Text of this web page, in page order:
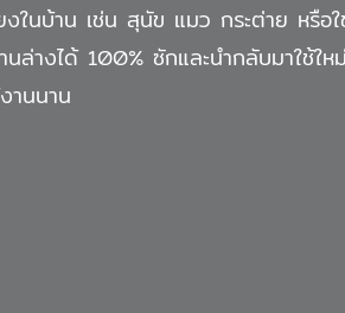
ในบ้าน เช่น สุนัข แมว กระต่าย หรือ
นล่างได้ 100% ซักและนำกลับมาใช้
านนาน